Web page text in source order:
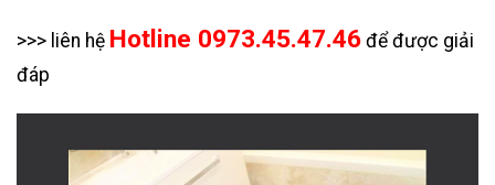
>>> liên hệ Hotline 0973.45.47.46 để được giải
đáp